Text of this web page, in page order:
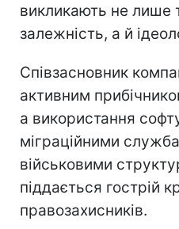
викликають не лише
залежність, а й
Співзасновник
активним
а використання
міграційними
військовими
піддається гострій
правозахисників.